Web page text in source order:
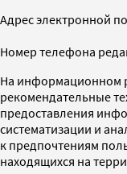
Адрес электронной
Номер телефона
На информационном
рекомендательные
предоставления
систематизации и
к предпочтениям
находящихся на